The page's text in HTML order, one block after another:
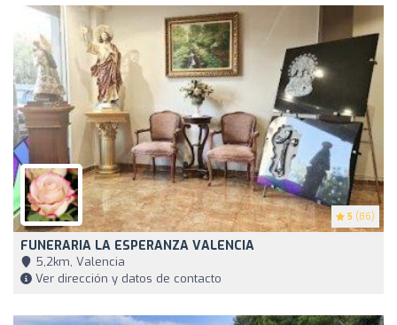
5 (86)
FUNERARIA LA ESPERANZA VALENCIA
5,2km, Valencia
Ver dirección y datos de contacto